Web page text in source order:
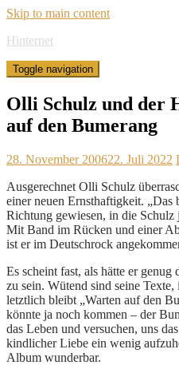
Skip to main content
Hinternet
Toggle navigation
Olli Schulz und der
auf den Bumerang
28. November 200622. Juli 2022
Ausgerechnet Olli Schulz
einer neuen Ernsthaftigkeit. „Das
Richtung gewiesen, in die Schulz
Mit Band im Rücken und einer
ist er im Deutschrock
Es scheint fast, als hätte er
zu sein. Wütend sind seine
letztlich bleibt „Warten auf den
könnte ja noch kommen – der
das Leben und versuchen, uns
kindlicher Liebe ein wenig
Album wunderbar.